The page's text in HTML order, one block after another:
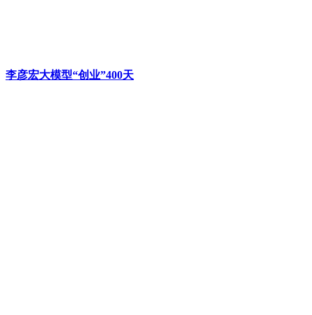
李彦宏大模型“创业”400天